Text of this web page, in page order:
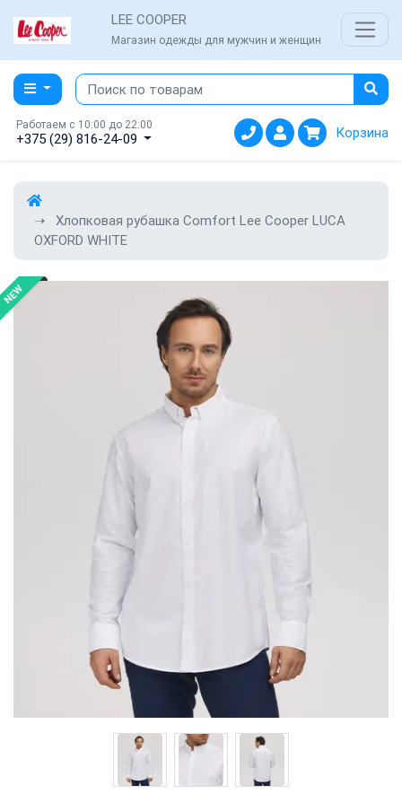
LEE COOPER
Магазин одежды для мужчин и женщин
Работаем с 10:00 до 22:00
+375 (29) 816-24-09 Корзина
Хлопковая рубашка Comfort Lee Cooper LUCA
OXFORD WHITE
NEW